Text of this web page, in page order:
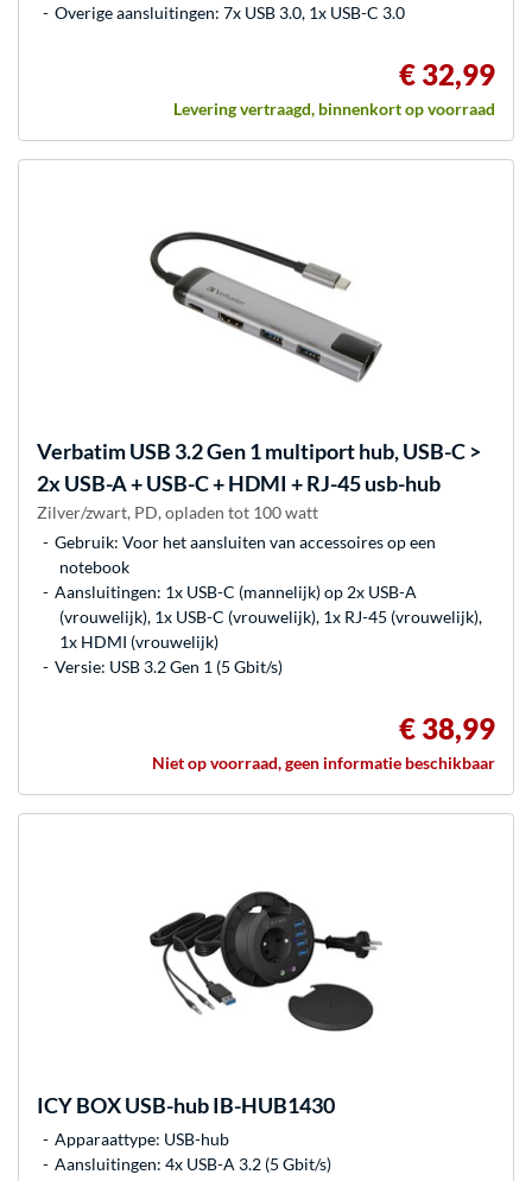
Overige aansluitingen: 7x USB 3.0, 1x USB-C 3.0
€ 32,99
Levering vertraagd, binnenkort op voorraad
VerbatimUSB 3.2 Gen 1 multiport hub, USB-C >
2x USB-A + USB-C + HDMI + RJ-45 usb-hub
Zilver/zwart, PD, opladen tot 100 watt
Gebruik: Voor het aansluiten van accessoires op een
notebook
Aansluitingen: 1x USB-C (mannelijk) op 2x USB-A
(vrouwelijk), 1x USB-C (vrouwelijk), 1x RJ-45 (vrouwelijk),
1x HDMI (vrouwelijk)
Versie: USB 3.2 Gen 1 (5 Gbit/s)
€ 38,99
Niet op voorraad, geen informatie beschikbaar
ICY BOXUSB-hub IB-HUB1430
Apparaattype: USB-hub
Aansluitingen: 4x USB-A 3.2 (5 Gbit/s)